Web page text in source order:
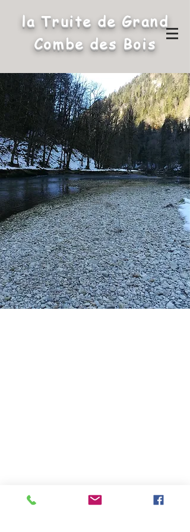
la Truite de Grand
Combe des Bois